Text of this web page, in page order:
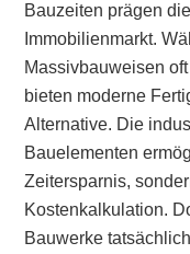
Bauzeiten prägen
Immobilienmarkt.
Massivbauweisen
bieten moderne
Alternative. Die
Bauelementen
Zeitersparnis,
Kostenkalkulation.
Bauwerke